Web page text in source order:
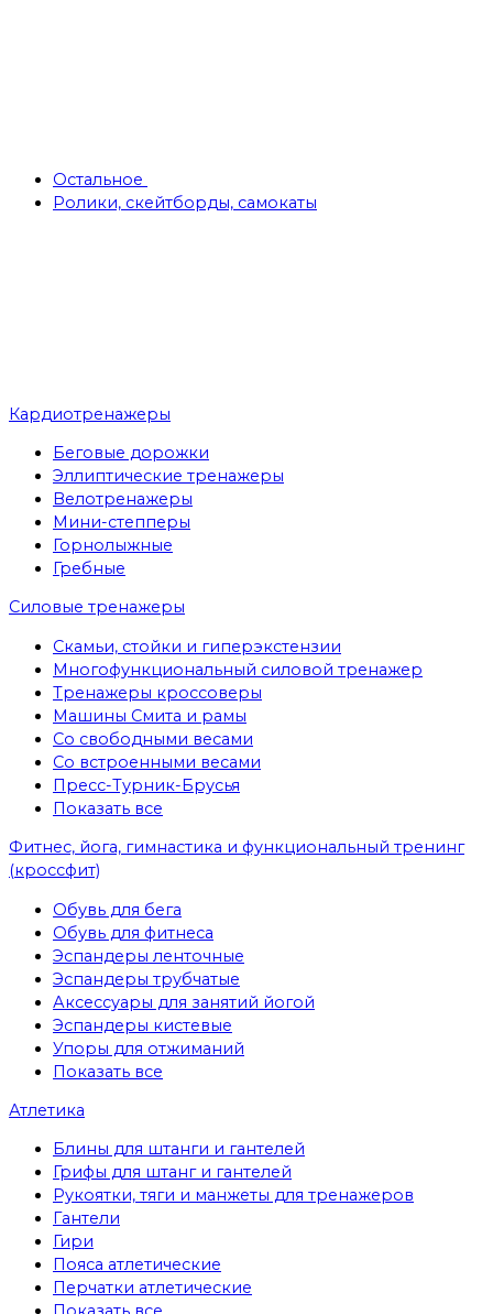
Остальное
Ролики, скейтборды, самокаты
Кардиотренажеры
Беговые дорожки
Эллиптические тренажеры
Велотренажеры
Мини-степперы
Горнолыжные
Гребные
Cиловые тренажеры
Скамьи, стойки и гиперэкстензии
Многофункциональный силовой тренажер
Тренажеры кроссоверы
Машины Смита и рамы
Со свободными весами
Со встроенными весами
Пресс-Турник-Брусья
Показать все
Фитнес, йога, гимнастика и функциональный тренинг
(кроссфит)
Обувь для бега
Обувь для фитнеса
Эспандеры ленточные
Эспандеры трубчатые
Аксессуары для занятий йогой
Эспандеры кистевые
Упоры для отжиманий
Показать все
Атлетика
Блины для штанги и гантелей
Грифы для штанг и гантелей
Рукоятки, тяги и манжеты для тренажеров
Гантели
Гири
Пояса атлетические
Перчатки атлетические